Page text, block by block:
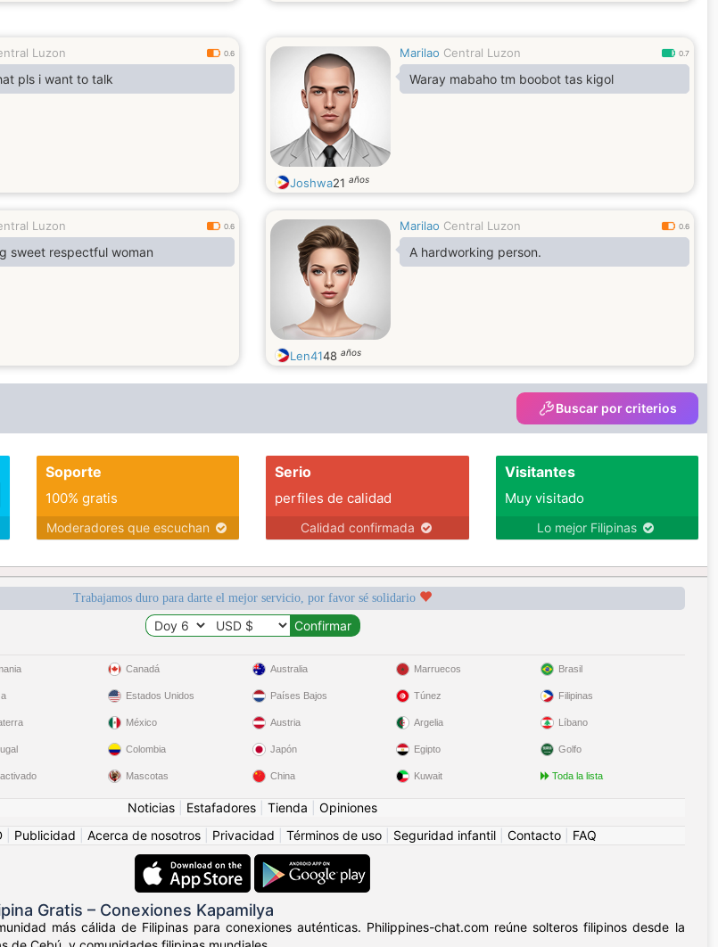
Luzon 0.6
pls i want to talk
Marilao Central Luzon 0.7
Waray mabaho tm boobot tas kigol
Joshwa21 años
Luzon 0.6
sweet respectful woman
Marilao Central Luzon 0.6
A hardworking person.
Len4148 años
Buscar por criterios
Soporte
100% gratis
Moderadores que escuchan
Serio
perfiles de calidad
Calidad confirmada
Visitantes
Muy visitado
Lo mejor Filipinas
Trabajamos duro para darte el mejor servicio, por favor sé solidario
Canadá
Estados Unidos
México
Colombia
Mascotas
Australia
Países Bajos
Austria
Japón
China
Marruecos
Túnez
Argelia
Egipto
Kuwait
Brasil
Filipinas
Líbano
Golfo
Toda la lista
Noticias Estafadores Tienda
Opiniones
Publicidad Acerca de nosotros Privacidad Términos de uso Seguridad infantil Contacto FAQ
Gratis – Conexiones Kapamilya
más cálida de Filipinas para conexiones auténticas. Philippines-chat.com reúne solteros filipinos desde la